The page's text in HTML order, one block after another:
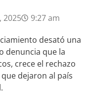
2025
9:27 am
desató una
denuncia que la
crece el rechazo
dejaron al país